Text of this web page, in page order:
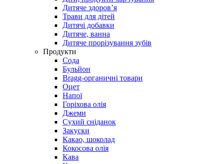
Дитяче здоров’я
Трави для дітей
Дитячі добавки
Дитяче, ванна
Дитяче прорізування зубів
Продукти
Сода
Бульйон
Bragg-органичні товари
Оцет
Напої
Горіхова олія
Джеми
Сухий сніданок
Закуски
Какао, шоколад
Кокосова олія
Кава